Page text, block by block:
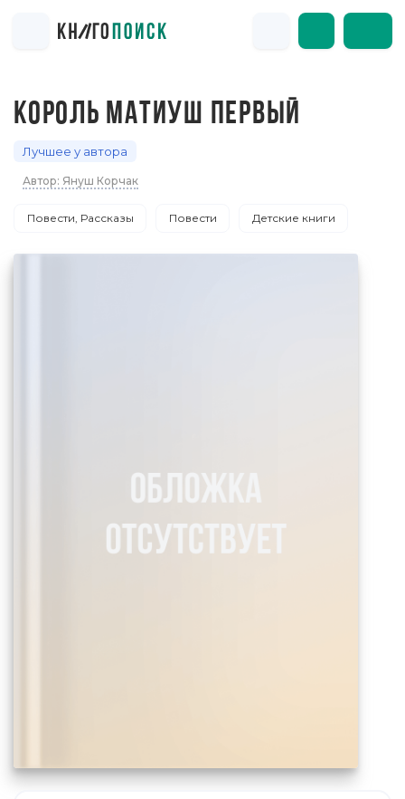
КОРОЛЬ МАТИУШ ПЕРВЫЙ
Лучшее у автора
Автор: Януш Корчак
Повести, Рассказы Повести Детские книги